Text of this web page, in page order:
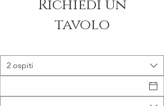
Richiedi un
tavolo
2 ospiti